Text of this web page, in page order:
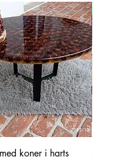
koner i harts
Stor